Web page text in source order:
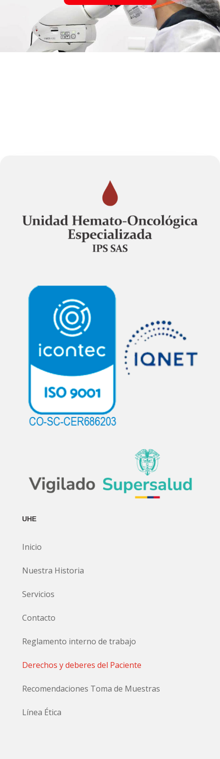
UHE
Inicio
Nuestra Historia
Servicios
Contacto
Reglamento interno de trabajo
Derechos y deberes del Paciente
Recomendaciones Toma de Muestras
Línea Ética